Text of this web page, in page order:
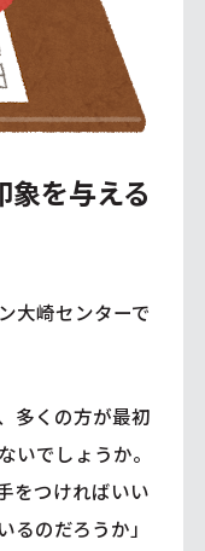
を与える
大崎センターで
多くの方が最初
いでしょうか。
をつければいい
のだろうか」